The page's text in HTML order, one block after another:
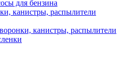
для бензина
канистры, распылители
канистры, распылители